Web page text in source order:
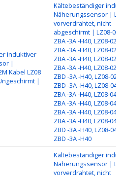
induktiver
|
Kabel LZ08
|
Kältebeständiger
Näherungssensor |
vorverdrahtet, nicht
abgeschirmt | LZ08-
ZBA -3A -H40, LZ08-
ZBA -3A -H40, LZ08-
ZBA -3A -H40, LZ08-
ZBA -3A -H40, LZ08-
ZBD -3A -H40, LZ08-
ZBD -3A -H40, LZ08-
ZBA -3A -H40, LZ08-
ZBA -3A -H40, LZ08-
ZBA -3A -H40, LZ08-
ZBA -3A -H40, LZ08-
ZBD -3A -H40, LZ08-
ZBD -3A -H40
Kältebeständiger
Näherungssensor |
vorverdrahtet, nicht